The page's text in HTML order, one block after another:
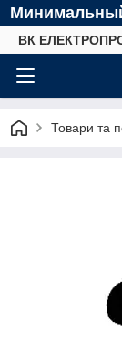
ВК
Товари та